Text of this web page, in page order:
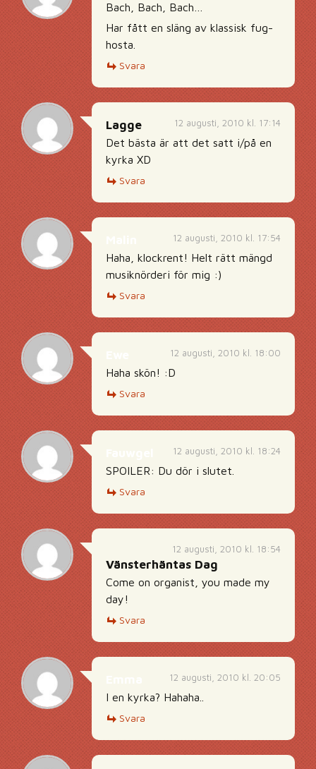
Bach, Bach, Bach…
Har fått en släng av klassisk fug-
hosta.
Svara
12 augusti, 2010 kl. 17:14
Lagge
Det bästa är att det satt i/på en
kyrka XD
Svara
12 augusti, 2010 kl. 17:54
Haha, klockrent! Helt rätt mängd
musiknörderi för mig :)
Svara
12 augusti, 2010 kl. 18:00
Haha skön! :D
Svara
12 augusti, 2010 kl. 18:24
SPOILER: Du dör i slutet.
Svara
12 augusti, 2010 kl. 18:54
Vänsterhäntas Dag
Come on organist, you made my
day!
Svara
12 augusti, 2010 kl. 20:05
I en kyrka? Hahaha..
Svara